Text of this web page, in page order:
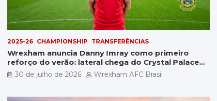
2025-26 CHAMPIONSHIP TRANSFERÊNCIAS
Wrexham anuncia Danny Imray como primeiro
reforço do verão: lateral chega do Crystal Palace
por £5 milhões
30 de julho de 2026 Wrexham AFC Brasil